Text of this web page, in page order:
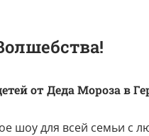
от Деда Мороза в
шоу для всей семьи с